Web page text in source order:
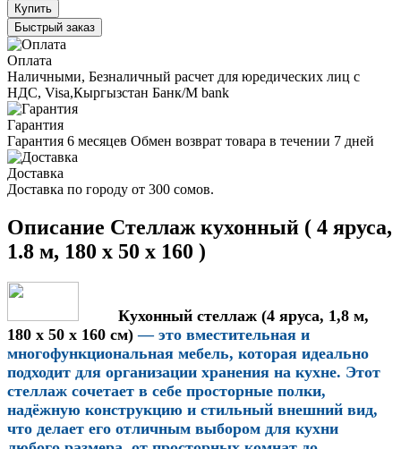
Купить
Быстрый заказ
Оплата
Наличными, Безналичный расчет для юредических лиц с
НДС, Visa,Кыргызстан Банк/M bank
Гарантия
Гарантия 6 месяцев Обмен возврат товара в течении 7 дней
Доставка
Доставка по городу от 300 сомов.
Описание Стеллаж кухонный ( 4 яруса,
1.8 м, 180 х 50 х 160 )
Кухонный стеллаж (4 яруса, 1,8 м,
180 x 50 x 160 см) — это вместительная и
многофункциональная мебель, которая идеально
подходит для организации хранения на кухне. Этот
стеллаж сочетает в себе просторные полки,
надёжную конструкцию и стильный внешний вид,
что делает его отличным выбором для кухни